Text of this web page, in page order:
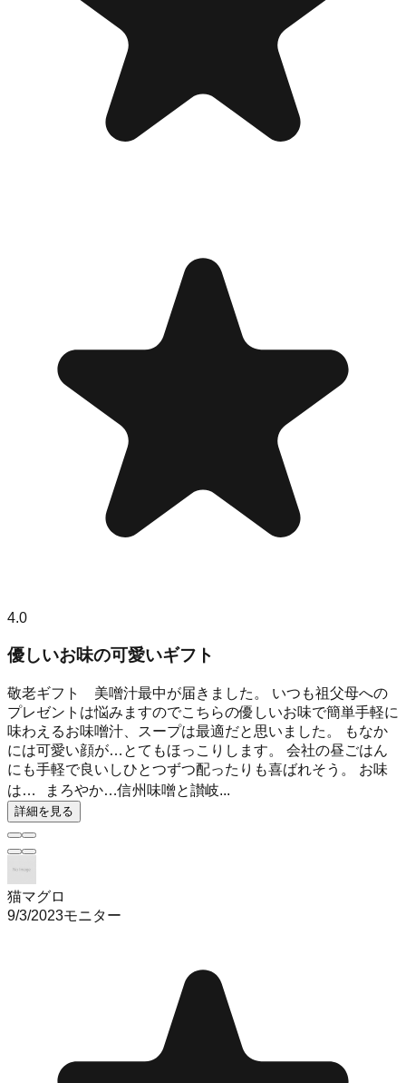
4.0
優しいお味の可愛いギフト
敬老ギフト 美噌汁最中が届きました。 いつも祖父母への
プレゼントは悩みますのでこちらの優しいお味で簡単手軽に
味わえるお味噌汁、スープは最適だと思いました。 もなか
には可愛い顔が…とてもほっこりします。 会社の昼ごはん
にも手軽で良いしひとつずつ配ったりも喜ばれそう。 お味
は… まろやか…信州味噌と讃岐...
詳細を見る
猫マグロ
9/3/2023モニター